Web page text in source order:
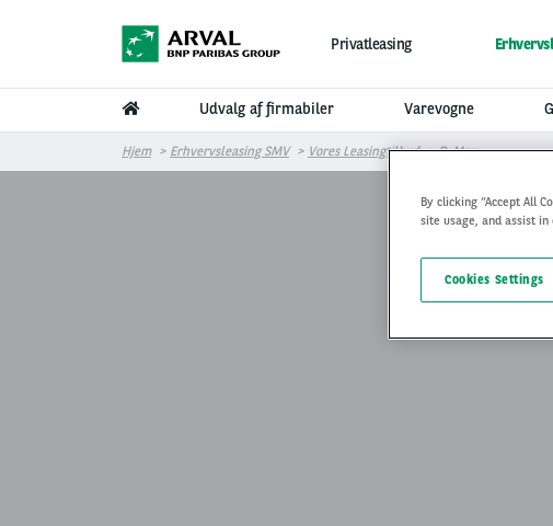
Privatleasing
Udvalg af firmabiler Varevogne
Hjem Erhvervsleasing SMV Vores Leasingtilbud D-Max
By clicking “Accept All
site usage, and assist
Cookies Settings